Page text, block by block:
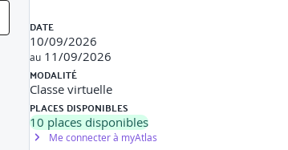
etc.
occupations, scenarios de chauffage et d’ECS)
DATE
10/09/2026
au 11/09/2026
MODALITÉ
Classe virtuelle
PLACES DISPONIBLES
10 places disponibles
Me connecter à myAtlas